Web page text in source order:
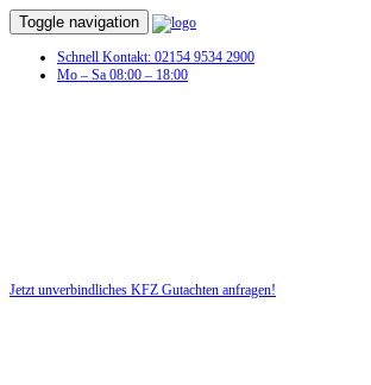
Toggle navigation
Schnell Kontakt: 02154 9534 2900
Mo – Sa 08:00 – 18:00
Jetzt unverbindliches KFZ Gutachten anfragen!